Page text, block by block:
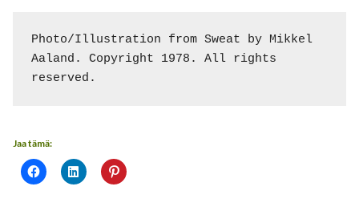
Photo/Illustration from Sweat by Mikkel
Aaland. Copyright 1978. All rights
reserved.
Jaa tämä: